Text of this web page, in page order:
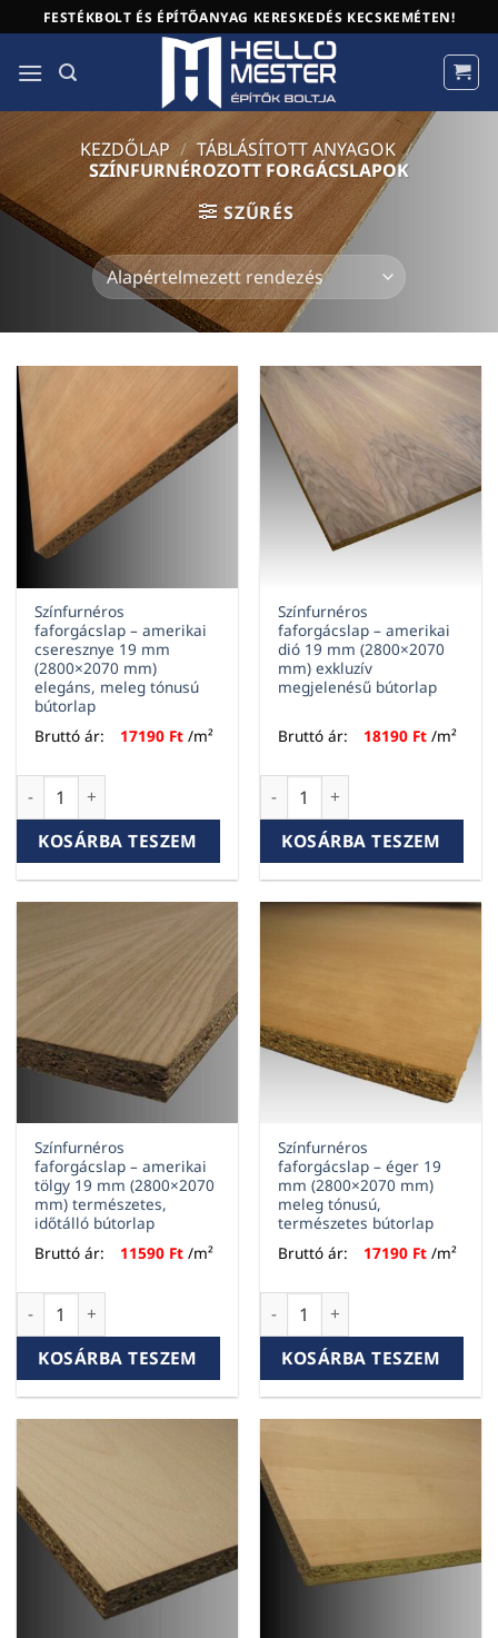
to
content
FESTÉKBOLT ÉS ÉPÍTŐANYAG KERESKEDÉS KECSKEMÉTEN!
KEZDŐLAP / TÁBLÁSÍTOTT ANYAGOK /
SZÍNFURNÉROZOTT FORGÁCSLAPOK
SZŰRÉS
Színfurnéros
faforgácslap – amerikai
cseresznye 19 mm
(2800×2070 mm)
elegáns, meleg tónusú
bútorlap
Bruttó ár:
17190 Ft /m²
Színfurnéros faforgácslap – amerikai cseresznye 19 mm
KOSÁRBA TESZEM
Színfurnéros
faforgácslap – amerikai
dió 19 mm (2800×2070
mm) exkluzív
megjelenésű bútorlap
Bruttó ár: 18190 Ft /m²
Színfurnéros faforgácslap –
KOSÁRBA TESZEM
Színfurnéros
faforgácslap – amerikai
tölgy 19 mm (2800×2070
mm) természetes,
időtálló bútorlap
Bruttó ár:
11590 Ft /m²
Színfurnéros faforgácslap – amerikai tölgy 19 mm
KOSÁRBA TESZEM
Színfurnéros
faforgácslap – éger 19
mm (2800×2070 mm)
meleg tónusú,
természetes bútorlap
Bruttó ár:
17190 Ft /m²
Színfurnéros faforgácslap –
KOSÁRBA TESZEM